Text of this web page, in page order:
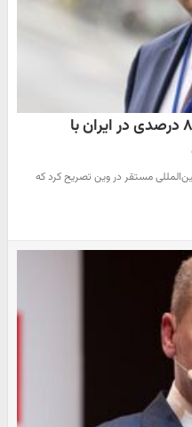
اولیانوف: موضوع غنی‌سازی ۸۴ درصدی در ایران با
مستقر در وین تصریح کرد که